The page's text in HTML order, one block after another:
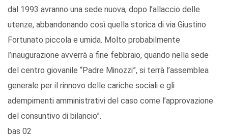
dal 1993 avranno una sede nuova, dopo l’allaccio delle
utenze, abbandonando così quella storica di via Giustino
Fortunato piccola e umida. Molto probabilmente
l’inaugurazione avverrà a fine febbraio, quando nella sede
del centro giovanile “Padre Minozzi”, si terrà l’assemblea
generale per il rinnovo delle cariche sociali e gli
adempimenti amministrativi del caso come l’approvazione
del consuntivo di bilancio”.
bas 02